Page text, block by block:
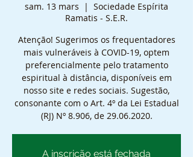
sam. 13 mars
  |
Sociedade Espírita
Ramatis - S.E.R.
Atenção! Sugerimos os frequentadores
mais vulneráveis à COVID-19, optem
preferencialmente pelo tratamento
espiritual à distância, disponíveis em
nosso site e redes sociais. Sugestão,
consonante com o Art. 4º da Lei Estadual
(RJ) Nº 8.906, de 29.06.2020.
A inscrição está fechada